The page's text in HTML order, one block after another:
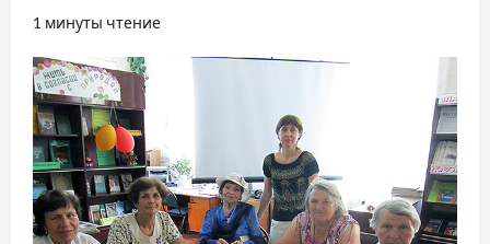
1 минуты чтение